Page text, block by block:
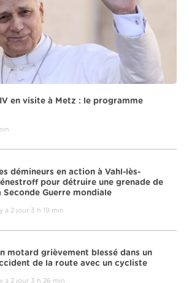
en visite à Metz : le programme
démineurs en action à Vahl-lès-
pour détruire une grenade de
Seconde Guerre mondiale
a 2 jour 3 h 19 min
motard grièvement blessé dans un
de la route avec un cycliste
a 2 jour 3 h 26 min